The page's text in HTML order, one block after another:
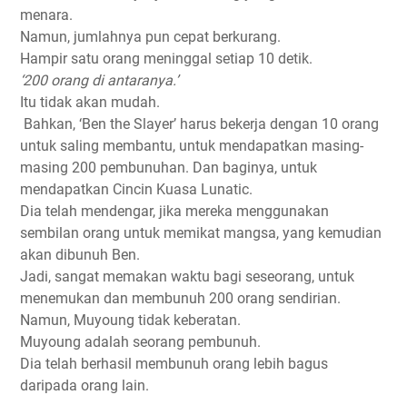
menara.
Namun, jumlahnya pun cepat berkurang.
Hampir satu orang meninggal setiap 10 detik.
‘200 orang di antaranya.’
Itu tidak akan mudah.
Bahkan, ‘Ben the Slayer’ harus bekerja dengan 10 orang
untuk saling membantu, untuk mendapatkan masing-
masing 200 pembunuhan. Dan baginya, untuk
mendapatkan Cincin Kuasa Lunatic.
Dia telah mendengar, jika mereka menggunakan
sembilan orang untuk memikat mangsa, yang kemudian
akan dibunuh Ben.
Jadi, sangat memakan waktu bagi seseorang, untuk
menemukan dan membunuh 200 orang sendirian.
Namun, Muyoung tidak keberatan.
Muyoung adalah seorang pembunuh.
Dia telah berhasil membunuh orang lebih bagus
daripada orang lain.